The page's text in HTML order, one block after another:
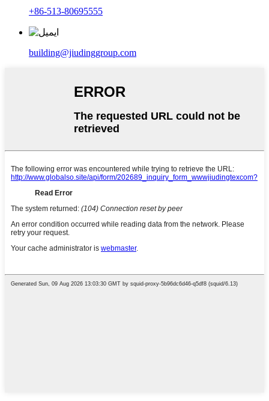
‎+86-513-80695555‎
building@jiudinggroup.com